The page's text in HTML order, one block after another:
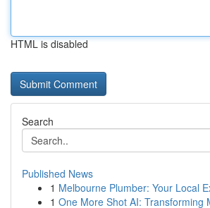
HTML is disabled
Search
Published News
1 Melbourne Plumber: Your Local
1 One More Shot AI: Transforming